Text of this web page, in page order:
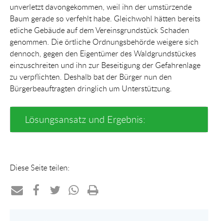
unverletzt davongekommen, weil ihn der umstürzende
Baum gerade so verfehlt habe. Gleichwohl hätten bereits
etliche Gebäude auf dem Vereinsgrundstück Schaden
genommen. Die örtliche Ordnungsbehörde weigere sich
dennoch, gegen den Eigentümer des Waldgrundstückes
einzuschreiten und ihn zur Beseitigung der Gefahrenlage
zu verpflichten. Deshalb bat der Bürger nun den
Bürgerbeauftragten dringlich um Unterstützung.
Lösungsansatz und Ergebnis:
Diese Seite teilen: